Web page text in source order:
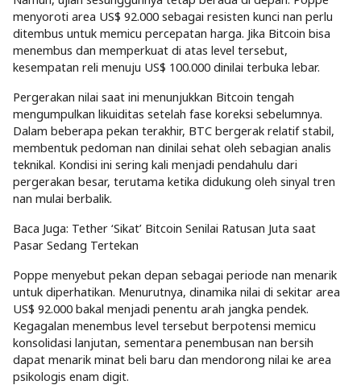
menyoroti area US$ 92.000 sebagai resisten kunci nan perlu
ditembus untuk memicu percepatan harga. Jika Bitcoin bisa
menembus dan memperkuat di atas level tersebut,
kesempatan reli menuju US$ 100.000 dinilai terbuka lebar.
Pergerakan nilai saat ini menunjukkan Bitcoin tengah
mengumpulkan likuiditas setelah fase koreksi sebelumnya.
Dalam beberapa pekan terakhir, BTC bergerak relatif stabil,
membentuk pedoman nan dinilai sehat oleh sebagian analis
teknikal. Kondisi ini sering kali menjadi pendahulu dari
pergerakan besar, terutama ketika didukung oleh sinyal tren
nan mulai berbalik.
Baca Juga: Tether ‘Sikat’ Bitcoin Senilai Ratusan Juta saat
Pasar Sedang Tertekan
Poppe menyebut pekan depan sebagai periode nan menarik
untuk diperhatikan. Menurutnya, dinamika nilai di sekitar area
US$ 92.000 bakal menjadi penentu arah jangka pendek.
Kegagalan menembus level tersebut berpotensi memicu
konsolidasi lanjutan, sementara penembusan nan bersih
dapat menarik minat beli baru dan mendorong nilai ke area
psikologis enam digit.